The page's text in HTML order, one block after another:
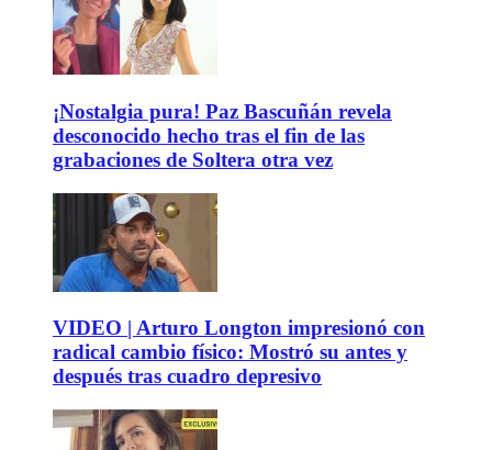
¡Nostalgia pura! Paz Bascuñán revela
desconocido hecho tras el fin de las
grabaciones de Soltera otra vez
VIDEO | Arturo Longton impresionó con
radical cambio físico: Mostró su antes y
después tras cuadro depresivo